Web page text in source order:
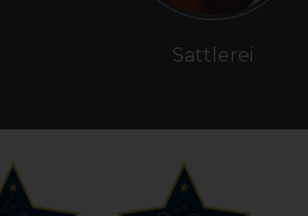
Sattlerei